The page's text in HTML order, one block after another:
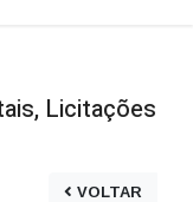
Licitações
VOLTAR